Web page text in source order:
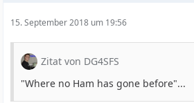
15. September 2018 um 19:56
Zitat von DG4SFS
"Where no Ham has gone before"...